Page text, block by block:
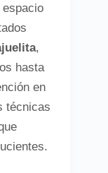
,
hasta
en
técnicas